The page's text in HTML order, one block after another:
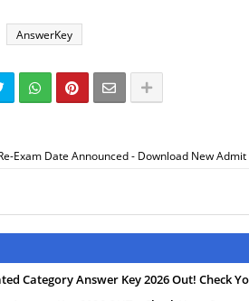
AnswerKey
Exam Date Announced - Download New
Category Answer Key 2026 Out! Check